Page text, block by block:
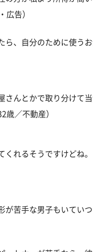
広告）
ら、自分のために使う
さんとかで取り分けて
／不動産）
くれるそうですけどね。
が苦手な男子もいてい